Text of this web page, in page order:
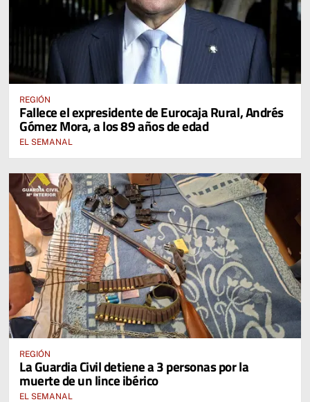
REGIÓN
Fallece el expresidente de Eurocaja Rural, Andrés
Gómez Mora, a los 89 años de edad
EL SEMANAL
REGIÓN
La Guardia Civil detiene a 3 personas por la
muerte de un lince ibérico
EL SEMANAL